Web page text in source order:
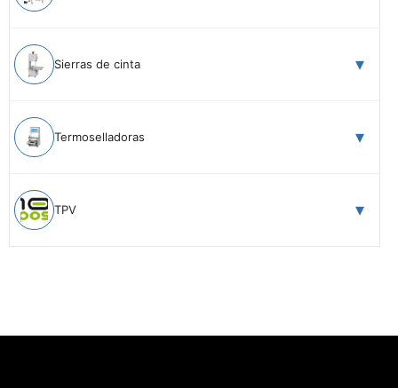
Sierras de cinta
Termoselladoras
TPV